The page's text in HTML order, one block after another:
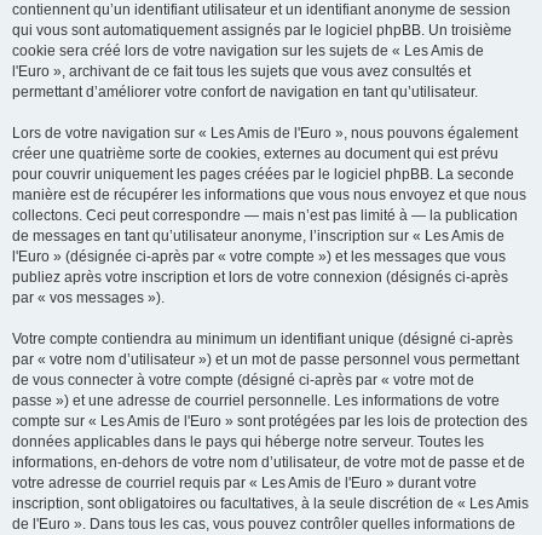
contiennent qu’un identifiant utilisateur et un identifiant anonyme de session
qui vous sont automatiquement assignés par le logiciel phpBB. Un troisième
cookie sera créé lors de votre navigation sur les sujets de « Les Amis de
l'Euro », archivant de ce fait tous les sujets que vous avez consultés et
permettant d’améliorer votre confort de navigation en tant qu’utilisateur.
Lors de votre navigation sur « Les Amis de l'Euro », nous pouvons également
créer une quatrième sorte de cookies, externes au document qui est prévu
pour couvrir uniquement les pages créées par le logiciel phpBB. La seconde
manière est de récupérer les informations que vous nous envoyez et que nous
collectons. Ceci peut correspondre — mais n’est pas limité à — la publication
de messages en tant qu’utilisateur anonyme, l’inscription sur « Les Amis de
l'Euro » (désignée ci-après par « votre compte ») et les messages que vous
publiez après votre inscription et lors de votre connexion (désignés ci-après
par « vos messages »).
Votre compte contiendra au minimum un identifiant unique (désigné ci-après
par « votre nom d’utilisateur ») et un mot de passe personnel vous permettant
de vous connecter à votre compte (désigné ci-après par « votre mot de
passe ») et une adresse de courriel personnelle. Les informations de votre
compte sur « Les Amis de l'Euro » sont protégées par les lois de protection des
données applicables dans le pays qui héberge notre serveur. Toutes les
informations, en-dehors de votre nom d’utilisateur, de votre mot de passe et de
votre adresse de courriel requis par « Les Amis de l'Euro » durant votre
inscription, sont obligatoires ou facultatives, à la seule discrétion de « Les Amis
de l'Euro ». Dans tous les cas, vous pouvez contrôler quelles informations de